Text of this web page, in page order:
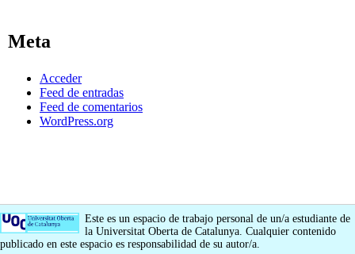
Meta
Acceder
Feed de entradas
Feed de comentarios
WordPress.org
Este es un espacio de trabajo personal de un/a estudiante de
la Universitat Oberta de Catalunya. Cualquier contenido
publicado en este espacio es responsabilidad de su autor/a.